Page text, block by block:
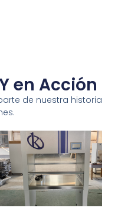
en Acción
de nuestra historia